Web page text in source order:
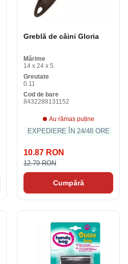
Greblă de câini Gloria
Mărime
14 x 24 x 5
Greutate
0.11
Cod de bare
8432288131152
Au rămas puține
EXPEDIERE ÎN 24/48 ORE
10.87 RON
12.79 RON
Cumpără